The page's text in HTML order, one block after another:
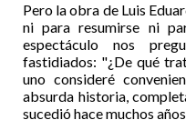
Pero la obra de Luis
ni para resumirse ni
espectáculo nos
fastidiados: "¿De qué
uno consideré
absurda historia,
sucedió hace muchos